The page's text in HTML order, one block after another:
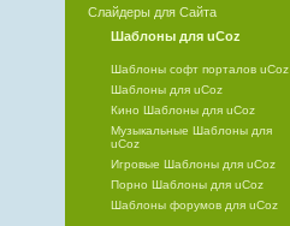
Слайдеры для Сайта
Шаблоны для uCoz
Шаблоны софт порталов uCoz
Шаблоны для uCoz
Кино Шаблоны для uCoz
Музыкальные Шаблоны для
uCoz
Игровые Шаблоны для uCoz
Порно Шаблоны для uCoz
Шаблоны форумов для uCoz